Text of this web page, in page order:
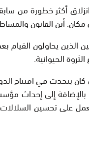
أكثر خطورة
أين القانون
يحاولون
الحيوانية.
الثروة الحيوانية بتمويل أولي
تحسين السلالات،